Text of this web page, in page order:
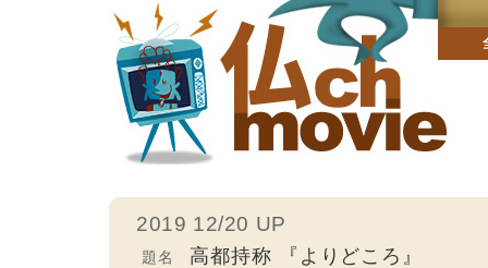
2019 12/20 UP
題名 高都持称 『よりどころ』